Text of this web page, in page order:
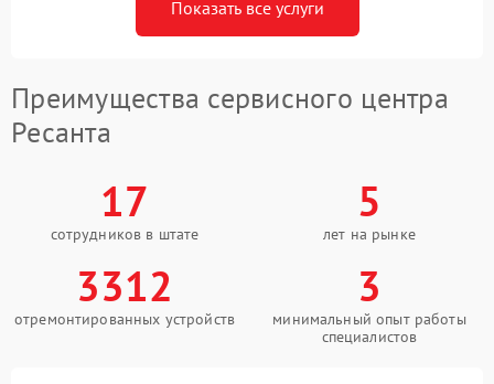
Показать все услуги
Преимущества сервисного центра
Ресанта
17
сотрудников в штате
5
лет на рынке
3312
отремонтированных устройств
3
минимальный опыт работы
специалистов